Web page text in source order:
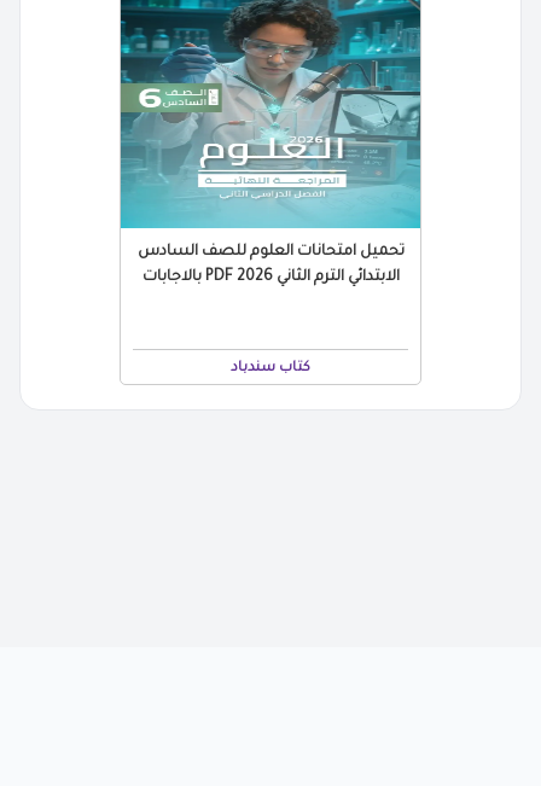
تحميل امتحانات العلوم للصف السادس
الابتدائي الترم الثاني 2026 PDF بالاجابات
كتاب سندباد